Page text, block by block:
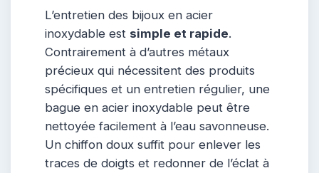
L’entretien des bijoux en acier
inoxydable est simple et rapide.
Contrairement à d’autres métaux
précieux qui nécessitent des produits
spécifiques et un entretien régulier, une
bague en acier inoxydable peut être
nettoyée facilement à l’eau savonneuse.
Un chiffon doux suffit pour enlever les
traces de doigts et redonner de l’éclat à